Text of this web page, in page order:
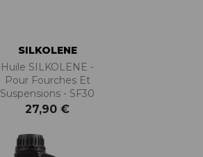
SILKOLENE
Huile SILKOLENE -
Pour Fourches Et
Suspensions - SF30
27,90 €